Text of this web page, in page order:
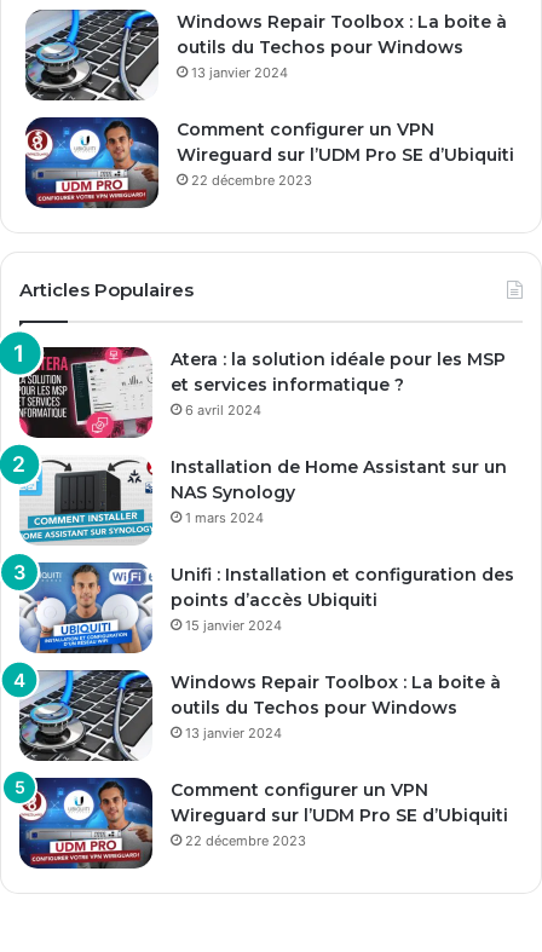
Windows Repair Toolbox : La boite à
outils du Techos pour Windows
13 janvier 2024
Comment configurer un VPN
Wireguard sur l’UDM Pro SE d’Ubiquiti
22 décembre 2023
Articles Populaires
Atera : la solution idéale pour les MSP
et services informatique ?
6 avril 2024
Installation de Home Assistant sur un
NAS Synology
1 mars 2024
Unifi : Installation et configuration des
points d’accès Ubiquiti
15 janvier 2024
Windows Repair Toolbox : La boite à
outils du Techos pour Windows
13 janvier 2024
Comment configurer un VPN
Wireguard sur l’UDM Pro SE d’Ubiquiti
22 décembre 2023